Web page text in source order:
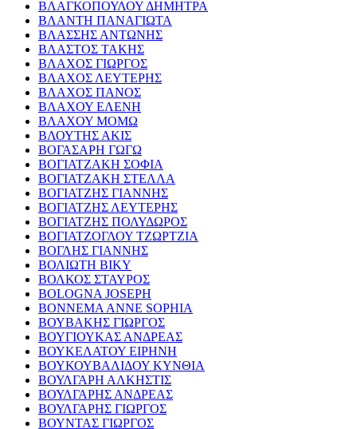
ΒΛΑΓΚΟΠΟΥΛΟΥ ΔΗΜΗΤΡΑ
ΒΛΑΝΤΗ ΠΑΝΑΓΙΩΤΑ
ΒΛΑΣΣΗΣ ΑΝΤΩΝΗΣ
ΒΛΑΣΤΟΣ ΤΑΚΗΣ
ΒΛΑΧΟΣ ΓΙΩΡΓΟΣ
ΒΛΑΧΟΣ ΛΕΥΤΕΡΗΣ
ΒΛΑΧΟΣ ΠΑΝΟΣ
ΒΛΑΧΟΥ ΕΛΕΝΗ
ΒΛΑΧΟΥ ΜΟΜΩ
ΒΛΟΥΤΗΣ ΑΚΙΣ
ΒΟΓΑΣΑΡΗ ΓΩΓΩ
ΒΟΓΙΑΤΖΑΚΗ ΣΟΦΙΑ
ΒΟΓΙΑΤΖΑΚΗ ΣΤΕΛΛΑ
ΒΟΓΙΑΤΖΗΣ ΓΙΑΝΝΗΣ
ΒΟΓΙΑΤΖΗΣ ΛΕΥΤΕΡΗΣ
ΒΟΓΙΑΤΖΗΣ ΠΟΛΥΔΩΡΟΣ
ΒΟΓΙΑΤΖΟΓΛΟΥ ΤΖΩΡΤΖΙΑ
ΒΟΓΛΗΣ ΓΙΑΝΝΗΣ
ΒΟΛΙΩΤΗ ΒΙΚΥ
ΒΟΛΚΟΣ ΣΤΑΥΡΟΣ
BOLOGNA JOSEPH
BONNEMA ANNE SOPHIA
ΒΟΥΒΑΚΗΣ ΓΙΩΡΓΟΣ
ΒΟΥΓΙΟΥΚΑΣ ΑΝΔΡΕΑΣ
ΒΟΥΚΕΛΑΤΟΥ ΕΙΡΗΝΗ
ΒΟΥΚΟΥΒΑΛΙΔΟΥ ΚΥΝΘΙΑ
ΒΟΥΛΓΑΡΗ ΑΛΚΗΣΤΙΣ
ΒΟΥΛΓΑΡΗΣ ΑΝΔΡΕΑΣ
ΒΟΥΛΓΑΡΗΣ ΓΙΩΡΓΟΣ
ΒΟΥΝΤΑΣ ΓΙΩΡΓΟΣ